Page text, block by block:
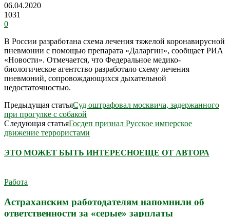
06.04.2020
1031
0
В России разработана схема лечения тяжелой коронавирусной
пневмонии с помощью препарата «Даларгин», сообщает РИА
«Новости». Отмечается, что Федеральное медико-
биологическое агентство разработало схему лечения
пневмоний, сопровождающихся дыхательной
недостаточностью.
Предыдущая статьяСуд оштрафовал москвича, задержанного
при прогулке с собакой
Следующая статьяГосдеп признал Русское имперское
движение террористами
ЭТО МОЖЕТ БЫТЬ ИНТЕРЕСНОЕЩЕ ОТ АВТОРА
Работа
Астраханским работодателям напомнили об
ответственности за «серые» зарплаты